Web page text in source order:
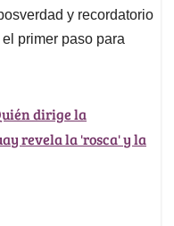
y recordatorio
primer paso para
dirige la
revela la 'rosca' y la